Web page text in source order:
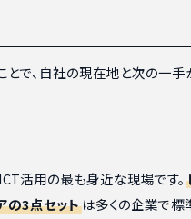
で、自社の現在地と次の一手
活用の最も身近な現場です。
の3点セットは多くの企業で標